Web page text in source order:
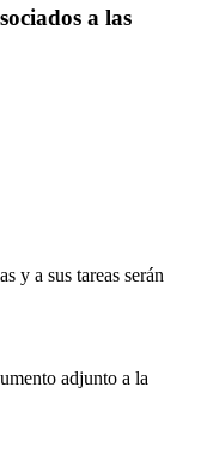
a las
y a sus tareas serán
adjunto a la